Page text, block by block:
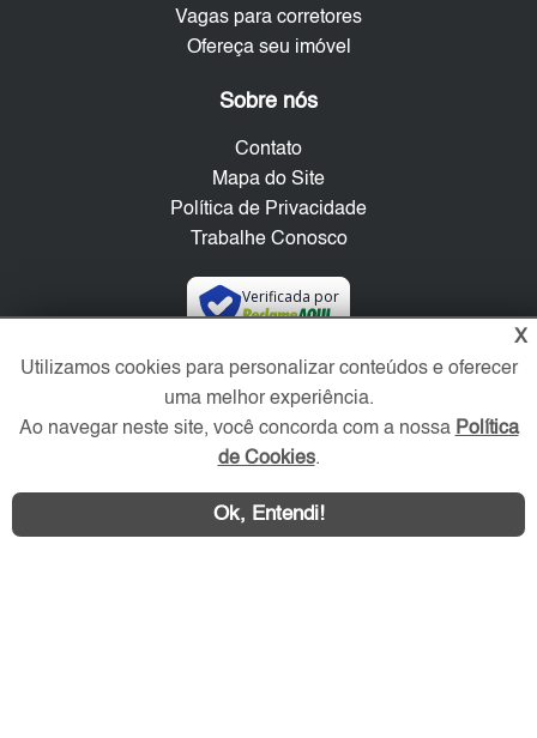
Vagas para corretores
Ofereça seu imóvel
Sobre nós
Contato
Mapa do Site
Política de Privacidade
Trabalhe Conosco
Verificada por
Redes Sociais
X
Utilizamos cookies para personalizar conteúdos e oferecer
uma melhor experiência.
Ao navegar neste site, você concorda com a nossa Política
de Cookies.
Ok, Entendi!